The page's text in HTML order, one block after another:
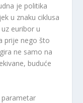
je politika
u znaku ciklusa
euribor u
prije nego što
ne samo na
buduće